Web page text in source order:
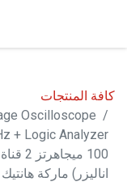
كافة المنتجات
Oscilloscope
100
اناليزر) ماركة هانتيك